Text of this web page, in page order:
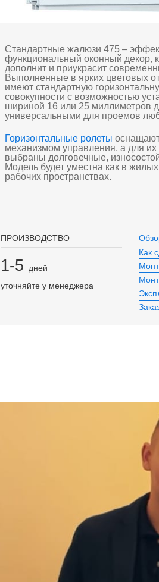
Стандартные жалюзи 475 –
функциональный оконный декор,
дополнит и приукрасит
Выполненные в ярких цветовых
имеют стандартную
совокупности с возможностью
шириной 16 или 25 миллиметров
универсальными для проемов
Горизонтальные ролеты
механизмом управления, а для их
выбраны долговечные,
Модель будет уместна как в
рабочих пространствах.
ПРОИЗВОДСТВО
1-5
дней
уточняйте у менеджера
Как